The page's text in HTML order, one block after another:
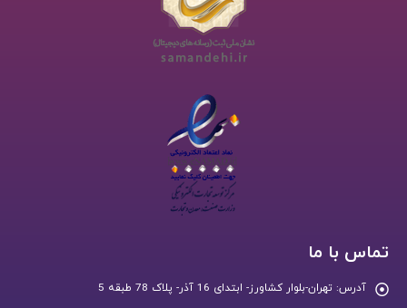
تماس با ما
آدرس: تهران-بلوار کشاورز- ابتدای 16 آذر- پلاک 78 طبقه 5